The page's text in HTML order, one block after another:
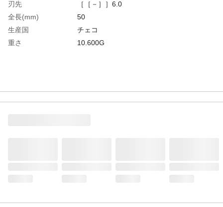
刃先
［［－］］6.0
全長(mm)
50
生産国
チェコ
重さ
10.600G